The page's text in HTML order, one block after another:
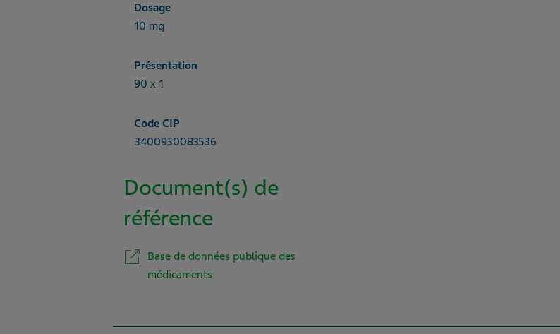
Dosage
10 mg
Présentation
90 x 1
Code CIP
3400930083536
Document(s) de
référence
Base de données publique des
médicaments